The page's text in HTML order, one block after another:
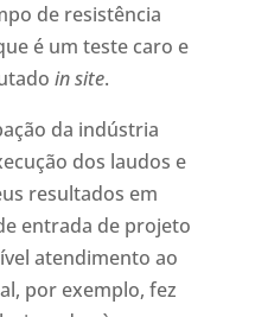
de resistência
é um teste caro e
in site.
da indústria
dos laudos e
resultados em
entrada de projeto
atendimento ao
por exemplo, fez